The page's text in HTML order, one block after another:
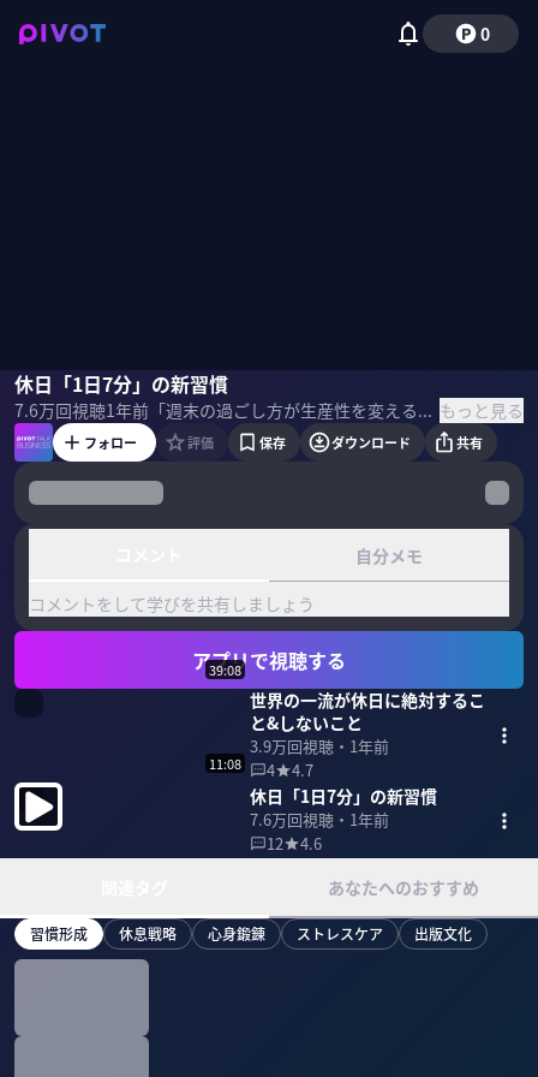
0
休日「1日7分」の新習慣
7.6万回視聴1年前 「週末の過ごし方が生産性を変える」と語るのは、元マイクロソフト社員の越川慎司氏。『世界の一流は「休日」に何をしているのか』著者が世界のトップ5％の休み方を分析。 もっと見る
越川慎司野嶋紗己子
フォロー 評価 保存 ダウンロード 共有
自分メモ
コメントをして学びを共有しましょう
アプリで視聴する
39:08
世界の一流が休日に絶対するこ
と&しないこと
3.9万回視聴・ 1年前
4
4.7
11:08
休日「1日7分」の新習慣
7.6万回視聴・ 1年前
12
4.6
あなたへのおすすめ
習慣形成 休息戦略 心身鍛錬 ストレスケア 出版文化